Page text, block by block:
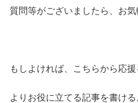
質問等がございましたら、お
もしよければ、こちらから応援
よりお役に立てる記事を書け